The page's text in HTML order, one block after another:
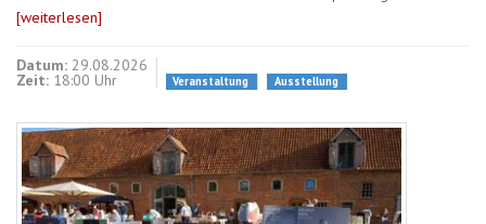
[weiterlesen]
Datum: 29.08.2026
Zeit: 18:00 Uhr Veranstaltung Ausstellung